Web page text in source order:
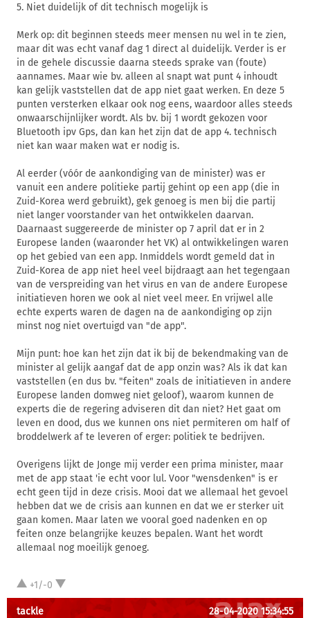
5. Niet duidelijk of dit technisch mogelijk is
Merk op: dit beginnen steeds meer mensen nu wel in te zien,
maar dit was echt vanaf dag 1 direct al duidelijk. Verder is er
in de gehele discussie daarna steeds sprake van (foute)
aannames. Maar wie bv. alleen al snapt wat punt 4 inhoudt
kan gelijk vaststellen dat de app niet gaat werken. En deze 5
punten versterken elkaar ook nog eens, waardoor alles steeds
onwaarschijnlijker wordt. Als bv. bij 1 wordt gekozen voor
Bluetooth ipv Gps, dan kan het zijn dat de app 4. technisch
niet kan waar maken wat er nodig is.
Al eerder (vóór de aankondiging van de minister) was er
vanuit een andere politieke partij gehint op een app (die in
Zuid-Korea werd gebruikt), gek genoeg is men bij die partij
niet langer voorstander van het ontwikkelen daarvan.
Daarnaast suggereerde de minister op 7 april dat er in 2
Europese landen (waaronder het VK) al ontwikkelingen waren
op het gebied van een app. Inmiddels wordt gemeld dat in
Zuid-Korea de app niet heel veel bijdraagt aan het tegengaan
van de verspreiding van het virus en van de andere Europese
initiatieven horen we ook al niet veel meer. En vrijwel alle
echte experts waren de dagen na de aankondiging op zijn
minst nog niet overtuigd van "de app".
Mijn punt: hoe kan het zijn dat ik bij de bekendmaking van de
minister al gelijk aangaf dat de app onzin was? Als ik dat kan
vaststellen (en dus bv. "feiten" zoals de initiatieven in andere
Europese landen domweg niet geloof), waarom kunnen de
experts die de regering adviseren dit dan niet? Het gaat om
leven en dood, dus we kunnen ons niet permiteren om half of
broddelwerk af te leveren of erger: politiek te bedrijven.
Overigens lijkt de Jonge mij verder een prima minister, maar
met de app staat 'ie echt voor lul. Voor "wensdenken" is er
echt geen tijd in deze crisis. Mooi dat we allemaal het gevoel
hebben dat we de crisis aan kunnen en dat we er sterker uit
gaan komen. Maar laten we vooral goed nadenken en op
feiten onze belangrijke keuzes bepalen. Want het wordt
allemaal nog moeilijk genoeg.
+1/-0
tackle 28-04-2020 15:34:55